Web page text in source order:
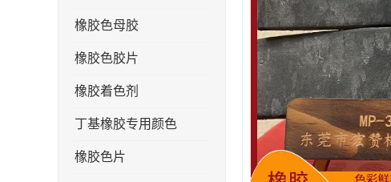
橡胶色母胶
橡胶色胶片
橡胶着色剂
丁基橡胶专用颜色
橡胶色片